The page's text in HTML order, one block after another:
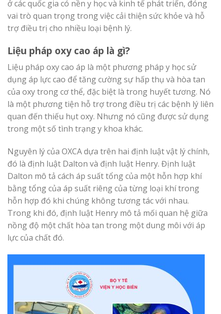
ở các quốc gia có nền y học và kinh tế phát triển, đóng
vai trò quan trọng trong việc cải thiện sức khỏe và hỗ
trợ điều trị cho nhiều loại bệnh lý.
Liệu pháp oxy cao áp là gì?
Liệu pháp oxy cao áp là một phương pháp y học sử
dụng áp lực cao để tăng cường sự hấp thụ và hòa tan
của oxy trong cơ thể, đặc biệt là trong huyết tương. Nó
là một phương tiện hỗ trợ trong điều trị các bệnh lý liên
quan đến thiếu hụt oxy. Nhưng nó cũng được sử dụng
trong một số tình trạng y khoa khác.
Nguyên lý của OXCA dựa trên hai định luật vật lý chính,
đó là định luật Dalton và định luật Henry. Định luật
Dalton mô tả cách áp suất tổng của một hỗn hợp khí
bằng tổng của áp suất riêng của từng loại khí trong
hỗn hợp đó khi chúng không tương tác với nhau.
Trong khi đó, định luật Henry mô tả mối quan hệ giữa
nồng độ một chất hòa tan trong một dung môi với áp
lực của chất đó.